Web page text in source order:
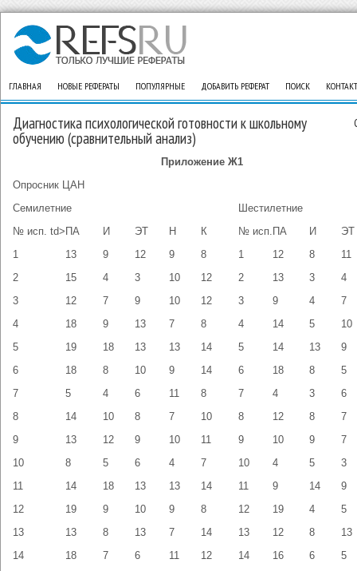
ГЛАВНАЯ НОВЫЕ РЕФЕРАТЫ ПОПУЛЯРНЫЕ ДОБАВИТЬ РЕФЕРАТ ПОИСК
Диагностика психологической готовности к школьному
обучению (сравнительный анализ)
Приложение Ж1
Опросник ЦАН
Семилетние
Шестилетние
№ исп. td> ПА И ЭТ Н К № исп. ПА И
ЭТ
1
13 9 12 9 8 1 12 8
11
2
15 4 3 10 12 2 13 3
4
3
12 7 9 10 12 3 9 4
7
4
18 9 13 7 8 4 14 5
10
5
19 18 13 13 14 5 14 13
9
6
18 8 10 9 14 6 18 8
5
7
5 4 6 11 8 7 4 3
6
8
14 10 8 7 10 8 12 8
7
9
13 12 9 10 11 9 10 9
7
10
8 5 6 4 7 10 4 5
3
11
14 18 13 13 14 11 9 14
9
12
19 9 10 9 8 12 19 4
5
13
13 8 13 7 14 13 12 8
13
14
18 7 6 11 12 14 16 6
5